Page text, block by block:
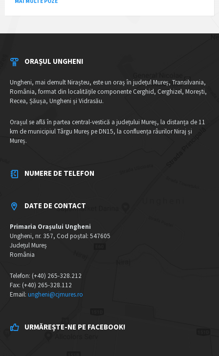
ORAȘUL UNGHENI
Ungheni, mai demult Nirașteu, este un oraș în județul Mureș, Transilvania,
România, format din localitățile componente Cerghid, Cerghizel, Morești,
Recea, Șăușa, Ungheni și Vidrasău.
Orașul se află în partea central-vestică a județului Mureș, la distanța de 11
km de municipiul Târgu Mureș pe DN15, la confluența râurilor Niraj și
Mureș.
NUMERE DE TELEFON
DATE DE CONTACT
Primaria Orașului Ungheni
Ungheni, nr. 357, Cod poștal: 547605
Județul Mureș
România
Telefon: (+40) 265-328.212
Fax: (+40) 265-328.112
Email: ungheni@cjmures.ro
URMĂREȘTE-NE PE FACEBOOK!